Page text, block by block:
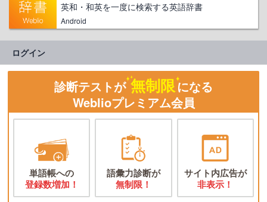
英和・和英を一度に検索する英語辞書
Android
ログイン
診断テストが 無制限になる
Weblioプレミアム会員
単語帳への
登録数増加！
語彙力診断が
無制限！
サイト内広告が
非表示！